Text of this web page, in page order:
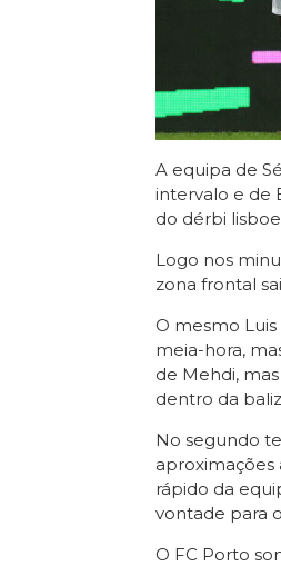
A equipa de
intervalo e de
do dérbi
Logo nos
zona frontal
O mesmo
meia-hora,
de Mehdi,
dentro da
No segundo
aproximações
rápido da
vontade para
O FC Porto